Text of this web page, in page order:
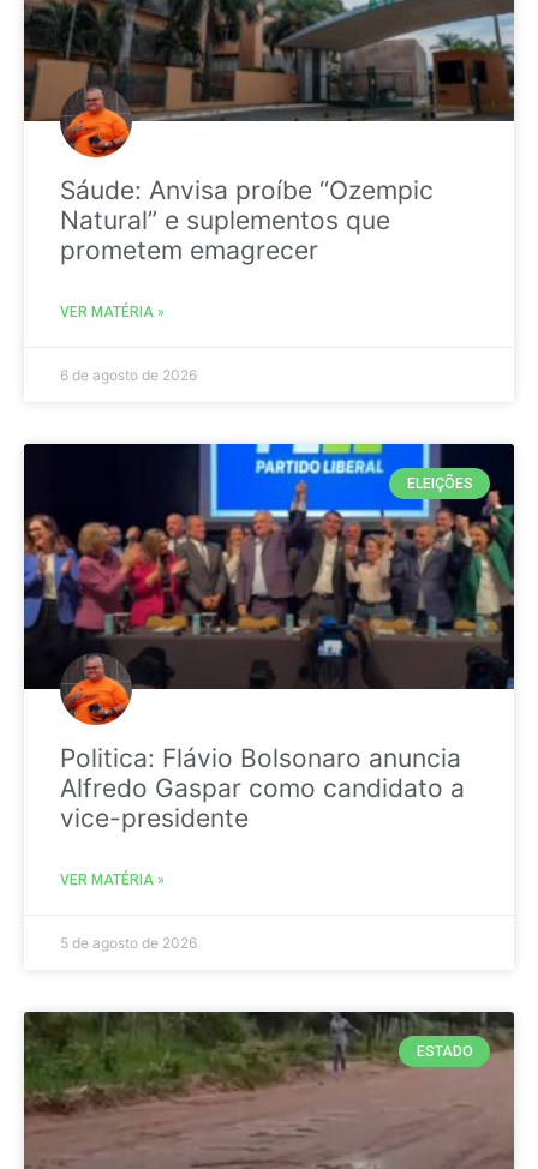
Sáude: Anvisa proíbe “Ozempic
Natural” e suplementos que
prometem emagrecer
VER MATÉRIA »
6 de agosto de 2026
ELEIÇÕES
Politica: Flávio Bolsonaro anuncia
Alfredo Gaspar como candidato a
vice-presidente
VER MATÉRIA »
5 de agosto de 2026
ESTADO